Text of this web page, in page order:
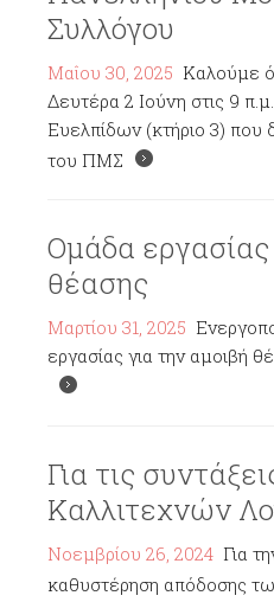
Συλλόγου
Μαΐου 30, 2025 Καλούμε
Δευτέρα 2 Ιούνη στις 9
Ευελπίδων (κτήριο 3) που
του ΠΜΣ
Ομάδα εργασίας
θέασης
Μαρτίου 31, 2025
εργασίας για την αμοιβή
Για τις
Καλλιτεχνών
Νοεμβρίου 26, 2024 Για
καθυστέρηση απόδοσης